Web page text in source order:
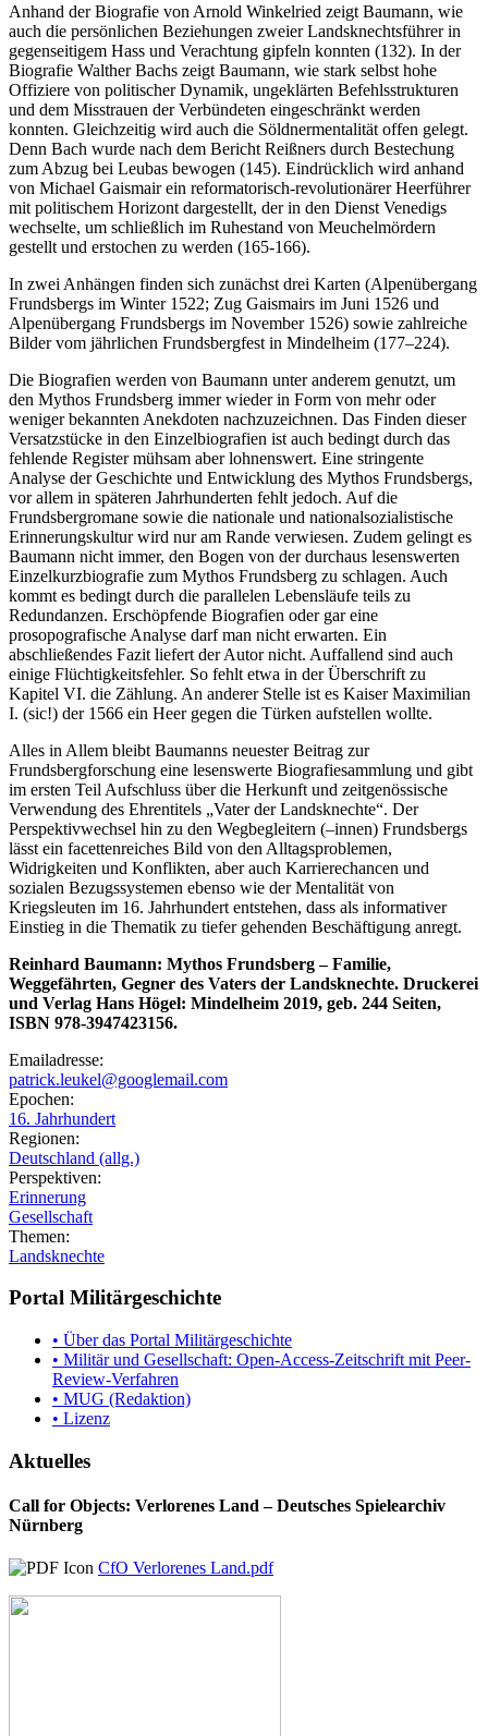
Anhand der Biografie von Arnold Winkelried zeigt Baumann, wie
auch die persönlichen Beziehungen zweier Landsknechtsführer in
gegenseitigem Hass und Verachtung gipfeln konnten (132). In der
Biografie Walther Bachs zeigt Baumann, wie stark selbst hohe
Offiziere von politischer Dynamik, ungeklärten Befehlsstrukturen
und dem Misstrauen der Verbündeten eingeschränkt werden
konnten. Gleichzeitig wird auch die Söldnermentalität offen gelegt.
Denn Bach wurde nach dem Bericht Reißners durch Bestechung
zum Abzug bei Leubas bewogen (145). Eindrücklich wird anhand
von Michael Gaismair ein reformatorisch-revolutionärer Heerführer
mit politischem Horizont dargestellt, der in den Dienst Venedigs
wechselte, um schließlich im Ruhestand von Meuchelmördern
gestellt und erstochen zu werden (165-166).
In zwei Anhängen finden sich zunächst drei Karten (Alpenübergang
Frundsbergs im Winter 1522; Zug Gaismairs im Juni 1526 und
Alpenübergang Frundsbergs im November 1526) sowie zahlreiche
Bilder vom jährlichen Frundsbergfest in Mindelheim (177–224).
Die Biografien werden von Baumann unter anderem genutzt, um
den Mythos Frundsberg immer wieder in Form von mehr oder
weniger bekannten Anekdoten nachzuzeichnen. Das Finden dieser
Versatzstücke in den Einzelbiografien ist auch bedingt durch das
fehlende Register mühsam aber lohnenswert. Eine stringente
Analyse der Geschichte und Entwicklung des Mythos Frundsbergs,
vor allem in späteren Jahrhunderten fehlt jedoch. Auf die
Frundsbergromane sowie die nationale und nationalsozialistische
Erinnerungskultur wird nur am Rande verwiesen. Zudem gelingt es
Baumann nicht immer, den Bogen von der durchaus lesenswerten
Einzelkurzbiografie zum Mythos Frundsberg zu schlagen. Auch
kommt es bedingt durch die parallelen Lebensläufe teils zu
Redundanzen. Erschöpfende Biografien oder gar eine
prosopografische Analyse darf man nicht erwarten. Ein
abschließendes Fazit liefert der Autor nicht. Auffallend sind auch
einige Flüchtigkeitsfehler. So fehlt etwa in der Überschrift zu
Kapitel VI. die Zählung. An anderer Stelle ist es Kaiser Maximilian
I. (sic!) der 1566 ein Heer gegen die Türken aufstellen wollte.
Alles in Allem bleibt Baumanns neuester Beitrag zur
Frundsbergforschung eine lesenswerte Biografiesammlung und gibt
im ersten Teil Aufschluss über die Herkunft und zeitgenössische
Verwendung des Ehrentitels „Vater der Landsknechte“. Der
Perspektivwechsel hin zu den Wegbegleitern (–innen) Frundsbergs
lässt ein facettenreiches Bild von den Alltagsproblemen,
Widrigkeiten und Konflikten, aber auch Karrierechancen und
sozialen Bezugssystemen ebenso wie der Mentalität von
Kriegsleuten im 16. Jahrhundert entstehen, dass als informativer
Einstieg in die Thematik zu tiefer gehenden Beschäftigung anregt.
Reinhard Baumann: Mythos Frundsberg – Familie,
Weggefährten, Gegner des Vaters der Landsknechte. Druckerei
und Verlag Hans Högel: Mindelheim 2019, geb. 244 Seiten,
ISBN 978-3947423156.
Emailadresse:
patrick.leukel@googlemail.com
Epochen:
16. Jahrhundert
Regionen:
Deutschland (allg.)
Perspektiven:
Erinnerung
Gesellschaft
Themen:
Landsknechte
Portal Militärgeschichte
• Über das Portal Militärgeschichte
• Militär und Gesellschaft: Open-Access-Zeitschrift mit Peer-
Review-Verfahren
• MUG (Redaktion)
• Lizenz
Aktuelles
Call for Objects: Verlorenes Land – Deutsches Spielearchiv
Nürnberg
CfO Verlorenes Land.pdf